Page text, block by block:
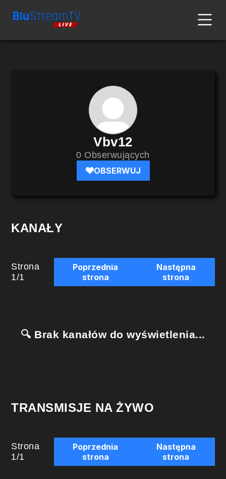
Vbv12
0 Obserwujących
OBSERWUJ
KANAŁY
Strona
1/1
Poprzednia
strona
Następna
strona
🔍 Brak kanałów do wyświetlenia...
TRANSMISJE NA ŻYWO
Strona
1/1
Poprzednia
strona
Następna
strona